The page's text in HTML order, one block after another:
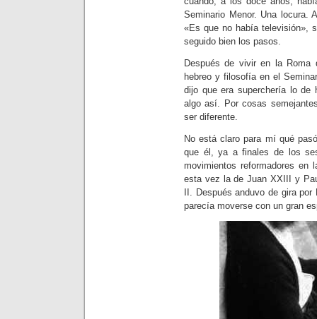
Seminario Menor. Una locura.
«Es que no había televisión»,
seguido bien los pasos.
Después de vivir en la
hebreo y filosofía en el
dijo que era superchería lo de
algo así. Por cosas
ser diferente.
No está claro para mí qué
que él, ya a finales de los
movimientos reformadores en
esta vez la de Juan XXIII y
II. Después anduvo de gira
parecía moverse con un gran